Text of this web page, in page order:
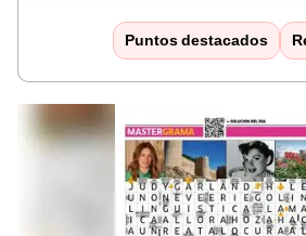
Puntos destacados